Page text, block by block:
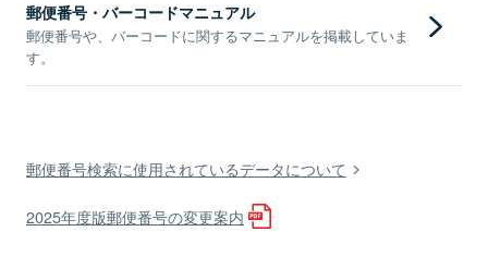
郵便番号・バーコードマニュアル
郵便番号や、バーコードに関するマニュアルを掲載していま
す。
郵便番号検索に使用されているデータについて
2025年度版郵便番号の変更案内